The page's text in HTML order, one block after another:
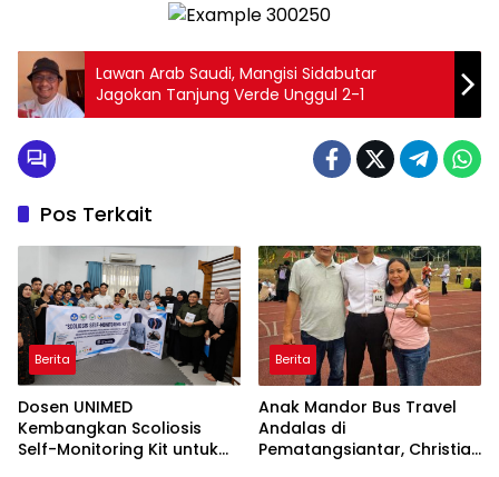
Lawan Arab Saudi, Mangisi Sidabutar
Jagokan Tanjung Verde Unggul 2-1
Pos Terkait
Berita
Dosen UNIMED
Kembangkan Scoliosis
Self-Monitoring Kit untuk
Berita
Anak Mandor Bus Travel
Andalas di
Pematangsiantar, Christian